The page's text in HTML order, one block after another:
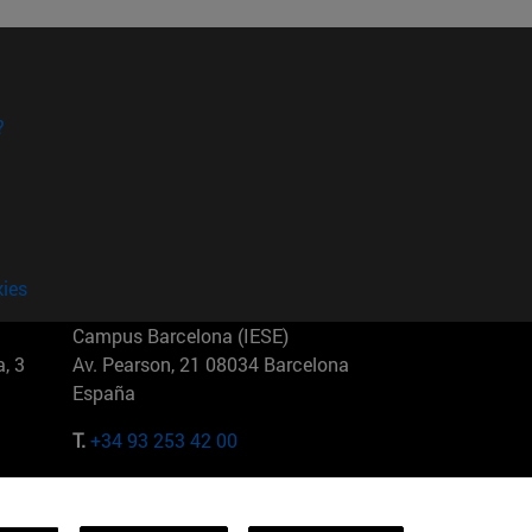
3
Campus Barcelona (IESE)
Av. Pearson, 21 08034 Barcelona
España
T.+34 93 253 42 00